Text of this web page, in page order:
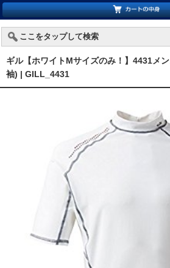
ここをタップして検索
ギル【ホワイトMサイズのみ！】4431メ
袖) | GILL_4431